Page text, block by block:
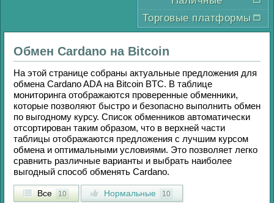
Торговые платформы
Обмен Cardano на Bitcoin
На этой странице собраны актуальные предложения для
обмена Cardano ADAна Bitcoin BTC. В таблице
мониторинга отображаются проверенные обменники,
которые позволяют быстро и безопасно выполнить обмен
по выгодному курсу. Список обменников автоматически
отсортирован таким образом, что в верхней части
таблицы отображаются предложения с лучшим курсом
обмена и оптимальными условиями. Это позволяет легко
сравнить различные варианты и выбрать наиболее
выгодный способ обменять Cardano.
Все 10 Нормальные 10